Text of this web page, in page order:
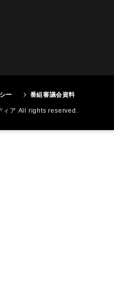
ー 番組審議会資料
ィア All rights reserved.